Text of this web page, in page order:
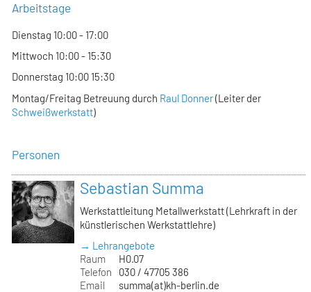
Arbeitstage
Dienstag 10:00 - 17:00
Mittwoch 10:00 - 15:30
Donnerstag 10:00 15:30
Montag/Freitag Betreuung durch Raul Donner(Leiter der
Schweißwerkstatt)
Personen
Sebastian Summa
Werkstattleitung Metallwerkstatt (Lehrkraft in der
künstlerischen Werkstattlehre)
→ Lehrangebote
Raum
H0.07
Telefon
030 / 47705 386
Email
summa(at)kh-berlin.de